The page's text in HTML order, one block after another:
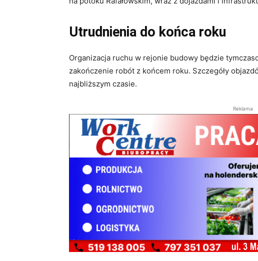
Utrudnienia do końca roku
Organizacja ruchu w rejonie budowy będzie
zakończenie robót z końcem roku. Szczegóły
najbliższym czasie.
Reklama